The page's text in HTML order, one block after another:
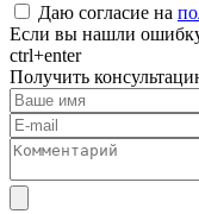
Даю согласие на
Если вы нашли
ctrl+enter
Получить